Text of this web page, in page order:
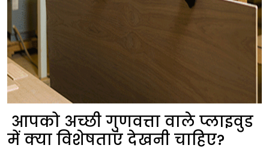
आपको अच्छी गुणवत्ता वाले प्लाइवुड
में क्या विशेषताएं देखनी चाहिए?